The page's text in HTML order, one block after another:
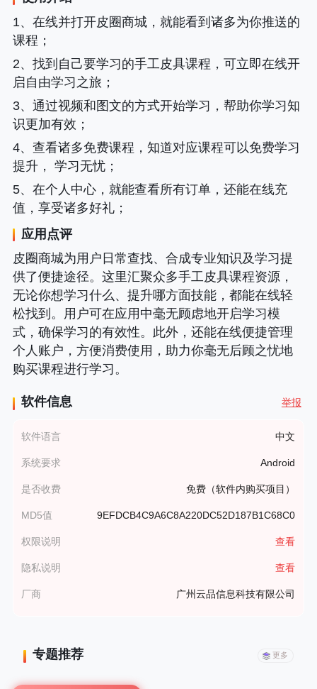
1、在线并打开皮圈商城，就能看到诸多为你推送的
课程；
2、找到自己要学习的手工皮具课程，可立即在线开
启自由学习之旅；
3、通过视频和图文的方式开始学习，帮助你学习知
识更加有效；
4、查看诸多免费课程，知道对应课程可以免费学习
提升， 学习无忧；
5、在个人中心，就能查看所有订单，还能在线充
值，享受诸多好礼；
应用点评
皮圈商城为用户日常查找、合成专业知识及学习提
供了便捷途径。这里汇聚众多手工皮具课程资源，
无论你想学习什么、提升哪方面技能，都能在线轻
松找到。用户可在应用中毫无顾虑地开启学习模
式，确保学习的有效性。此外，还能在线便捷管理
个人账户，方便消费使用，助力你毫无后顾之忧地
购买课程进行学习。
软件信息 举报
软件语言 中文
系统要求 Android
是否收费 免费（软件内购买项目）
MD5值 9EFDCB4C9A6C8A220DC52D187B1C68C0
权限说明 查看
隐私说明 查看
厂商 广州云品信息科技有限公司
专题推荐 更多